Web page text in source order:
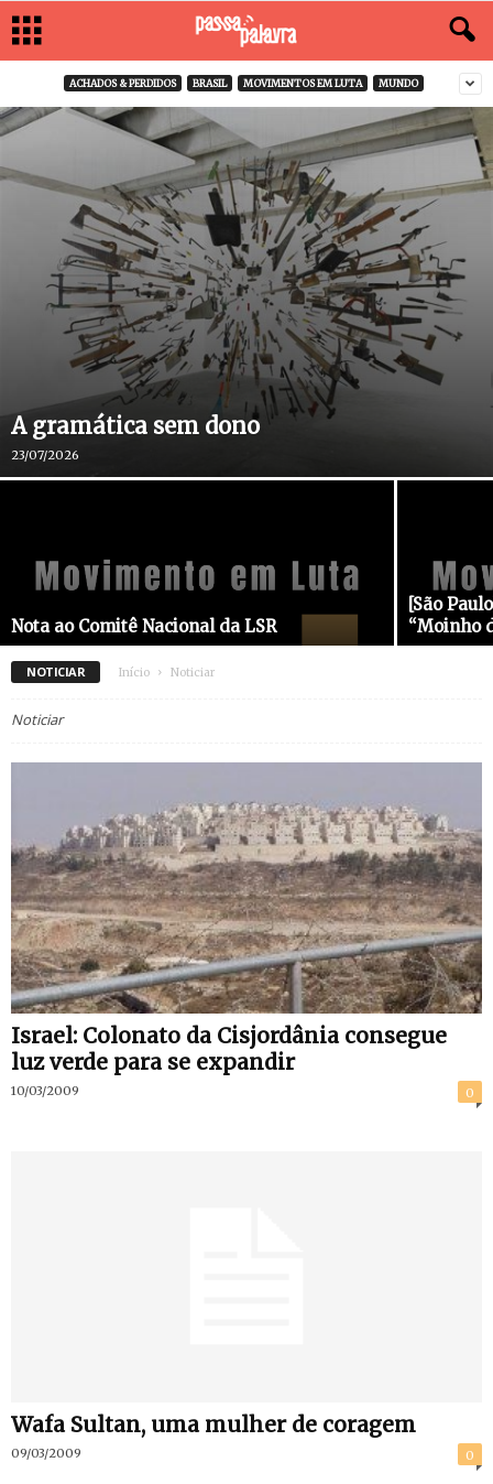
ACHADOS & PERDIDOS BRASIL MOVIMENTOS EM LUTA MUNDO
A gramática sem dono
23/07/2026
Nota ao Comitê Nacional da LSR
[São
“Moinho
NOTICIAR Início Noticiar
Noticiar
Israel: Colonato da Cisjordânia consegue
luz verde para se expandir
10/03/2009 0
Wafa Sultan, uma mulher de coragem
09/03/2009 0